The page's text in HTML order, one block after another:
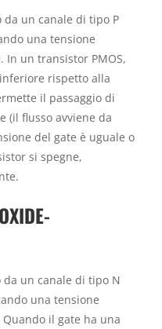
da un canale di tipo P
una tensione
In un transistor PMOS,
rispetto alla
il passaggio di
(il flusso avviene da
del gate è uguale o
si spegne,
da un canale di tipo N
una tensione
il gate ha una